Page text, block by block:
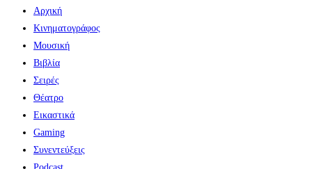
Αρχική
Κινηματογράφος
Μουσική
Βιβλία
Σειρές
Θέατρο
Εικαστικά
Gaming
Συνεντεύξεις